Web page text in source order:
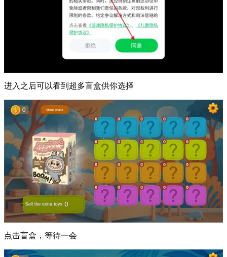
进入之后可以看到超多盲盒供你选择
点击盲盒，等待一会